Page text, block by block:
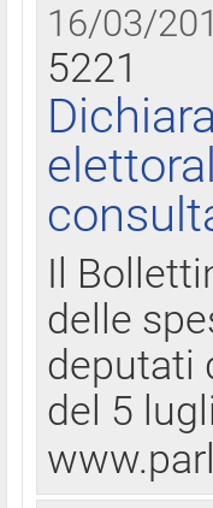
16/03/
5221
Il
delle
deputati
del 5